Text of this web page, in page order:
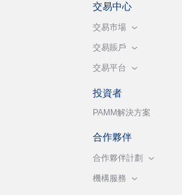
交易中心
交易市場
交易賬戶
交易平台
投資者
PAMM解決方案
合作夥伴
合作夥伴計劃
機構服務